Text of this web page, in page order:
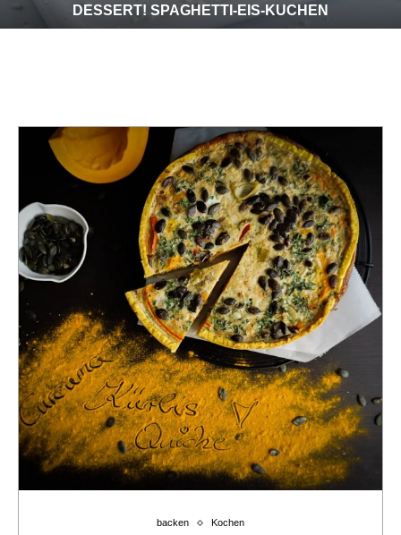
DESSERT! SPAGHETTI-EIS-KUCHEN
backen Kochen